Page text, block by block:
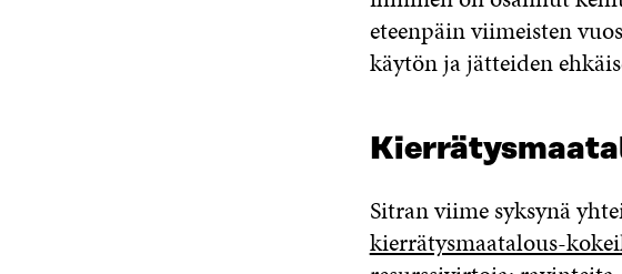
eteenpäin viimeisten
käytön ja jätteiden
Sitran viime syksynä
kierrätysmaatalous-